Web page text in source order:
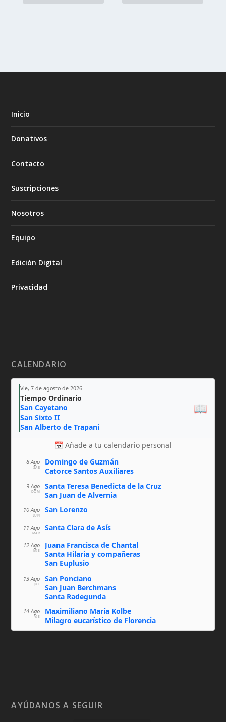
Inicio
Donativos
Contacto
Suscripciones
Nosotros
Equipo
Edición Digital
Privacidad
CALENDARIO
Vie, 7 de agosto de 2026
Tiempo Ordinario
San Cayetano
San Sixto II
San Alberto de Trapani
📖
📅 Añade a tu calendario personal
8 Ago
SÁB
Domingo de Guzmán
Catorce Santos Auxiliares
9 Ago
DOM
Santa Teresa Benedicta de la Cruz
San Juan de Alvernia
10 Ago
LUN
San Lorenzo
11 Ago
MAR
Santa Clara de Asís
12 Ago
MIÉ
Juana Francisca de Chantal
Santa Hilaria y compañeras
San Euplusio
13 Ago
JUE
San Ponciano
San Juan Berchmans
Santa Radegunda
14 Ago
VIE
Maximiliano María Kolbe
Milagro eucarístico de Florencia
AYÚDANOS A SEGUIR